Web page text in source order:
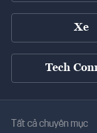
Xe
Tech
Tất cả chuyên mục